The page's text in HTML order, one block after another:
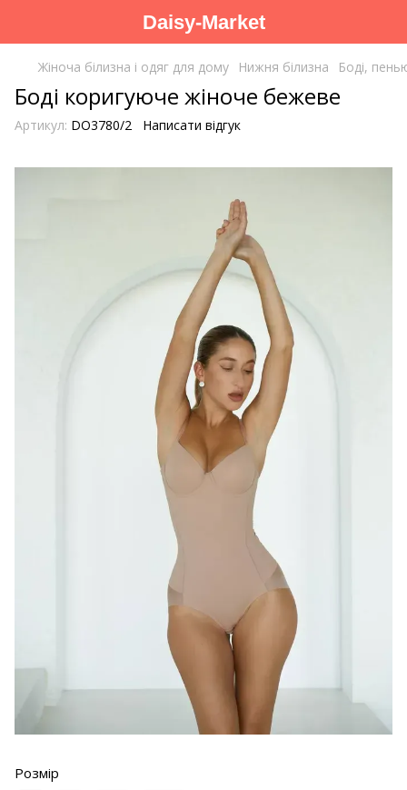
Daisy-Market
Жіноча білизна і одяг для дому Нижня білизна Боді,
Боді коригуюче жіноче бежеве
Артикул: DO3780/2 Написати відгук
Розмір